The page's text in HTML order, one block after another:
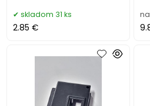
skladom 31 ks
2.85 €